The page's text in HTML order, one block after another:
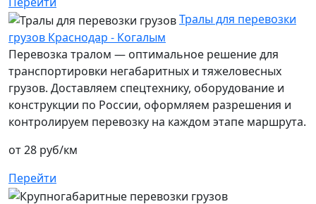
Тралы для перевозки
грузов Краснодар - Когалым
Перевозка тралом — оптимальное решение для
транспортировки негабаритных и тяжеловесных
грузов. Доставляем спецтехнику, оборудование и
конструкции по России, оформляем разрешения и
контролируем перевозку на каждом этапе маршрута.
от 28 руб/км
Перейти